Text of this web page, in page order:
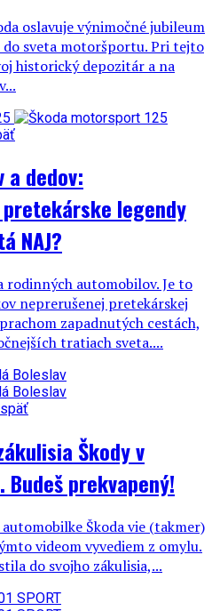
oslavuje výnimočné jubileum
do sveta motoršportu. Pri tejto
historický depozitár a na
a dedov:
legendy
NAJ?
rodinných automobilov. Je to
neprerušenej pretekárskej
zapadnutých cestách,
tratiach sveta....
Škody v
prekvapený!
Škoda vie (takmer)
videom vyvediem z omylu.
do svojho zákulisia,...